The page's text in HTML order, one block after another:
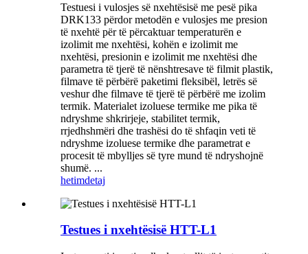
Testuesi i vulosjes së nxehtësisë me pesë pika
DRK133 përdor metodën e vulosjes me presion
të nxehtë për të përcaktuar temperaturën e
izolimit me nxehtësi, kohën e izolimit me
nxehtësi, presionin e izolimit me nxehtësi dhe
parametra të tjerë të nënshtresave të filmit plastik,
filmave të përbërë paketimi fleksibël, letrës së
veshur dhe filmave të tjerë të përbërë me izolim
termik. Materialet izoluese termike me pika të
ndryshme shkrirjeje, stabilitet termik,
rrjedhshmëri dhe trashësi do të shfaqin veti të
ndryshme izoluese termike dhe parametrat e
procesit të mbylljes së tyre mund të ndryshojnë
shumë. ...
hetimdetaj
Testues i nxehtësisë HTT-L1